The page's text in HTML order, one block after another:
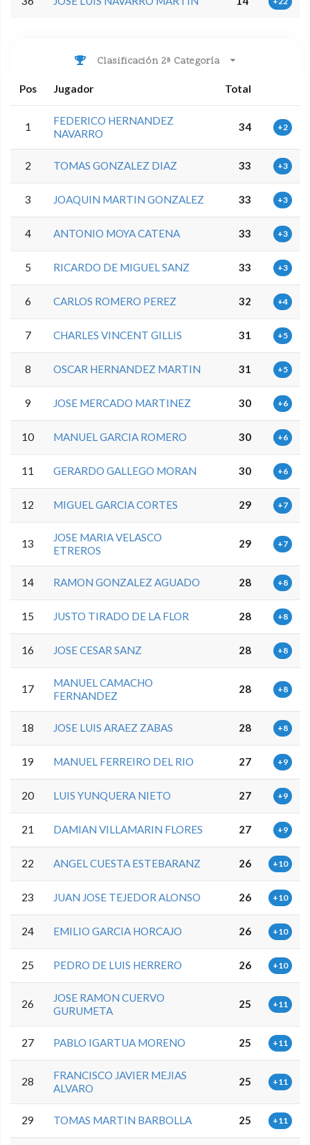
Clasificación 2ª Categoría
Pos Jugador Total
1
FEDERICO HERNANDEZ
NAVARRO
34 +2
2 TOMAS GONZALEZ DIAZ 33 +3
3 JOAQUIN MARTIN GONZALEZ 33 +3
4 ANTONIO MOYA CATENA 33 +3
5 RICARDO DE MIGUEL SANZ 33 +3
6 CARLOS ROMERO PEREZ 32 +4
7 CHARLES VINCENT GILLIS 31 +5
8 OSCAR HERNANDEZ MARTIN 31 +5
9 JOSE MERCADO MARTINEZ 30 +6
10 MANUEL GARCIA ROMERO 30 +6
11 GERARDO GALLEGO MORAN 30 +6
12 MIGUEL GARCIA CORTES 29 +7
13
JOSE MARIA VELASCO
ETREROS
29 +7
14 RAMON GONZALEZ AGUADO 28 +8
15 JUSTO TIRADO DE LA FLOR 28 +8
16 JOSE CESAR SANZ 28 +8
17
MANUEL CAMACHO
FERNANDEZ
28 +8
18 JOSE LUIS ARAEZ ZABAS 28 +8
19 MANUEL FERREIRO DEL RIO 27 +9
20 LUIS YUNQUERA NIETO 27 +9
21 DAMIAN VILLAMARIN FLORES 27 +9
22 ANGEL CUESTA ESTEBARANZ 26 +10
23 JUAN JOSE TEJEDOR ALONSO 26 +10
24 EMILIO GARCIA HORCAJO 26 +10
25 PEDRO DE LUIS HERRERO 26 +10
26
JOSE RAMON CUERVO
GURUMETA
25 +11
27 PABLO IGARTUA MORENO 25 +11
28
FRANCISCO JAVIER MEJIAS
ALVARO
25 +11
29 TOMAS MARTIN BARBOLLA 25 +11